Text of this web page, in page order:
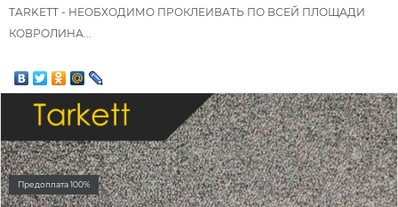
TARKETT - НЕОБХОДИМО ПРОКЛЕИВАТЬ ПО ВСЕЙ ПЛОЩАДИ
КОВРОЛИНА...
Предоплата 100%